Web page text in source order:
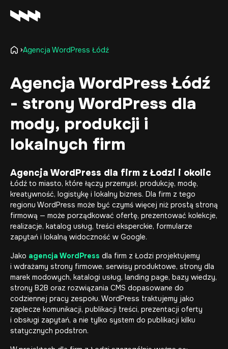
O firmie
Kariera
Baza wiedzy
Kontakt
Agencja WordPress Łódź
Agencja WordPress Łódź
- strony WordPress dla
mody, produkcji i
lokalnych firm
Agencja WordPress dla firm z Łodzi i okolic
Łódź to miasto, które łączy przemysł, produkcję, modę,
kreatywność, logistykę i lokalny biznes. Dla firm z tego
regionu WordPress może być czymś więcej niż prostą stroną
firmową — może porządkować ofertę, prezentować kolekcje,
realizacje, katalog usług, treści eksperckie, formularze
zapytań i lokalną widoczność w Google.
Jako agencja WordPress dla firm z Łodzi projektujemy
i wdrażamy strony firmowe, serwisy produktowe, strony dla
marek modowych, katalogi usług, landing page, bazy wiedzy,
strony B2B oraz rozwiązania CMS dopasowane do
codziennej pracy zespołu. WordPress traktujemy jako
zaplecze komunikacji, publikacji treści, prezentacji oferty
i obsługi zapytań, a nie tylko system do publikacji kilku
statycznych podstron.